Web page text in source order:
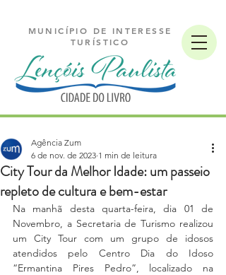
MUNICÍPIO DE INTERESSE
TURÍSTICO
City Tour da Melhor Idade: um passeio
repleto de cultura e bem-estar
Agência Zum
6 de nov. de 2023 1 min de leitura
Na manhã desta quarta-feira, dia 01 de
Novembro, a Secretaria de Turismo realizou
um City Tour com um grupo de idosos
atendidos pelo Centro Dia do Idoso
“Ermantina Pires Pedro”, localizado na